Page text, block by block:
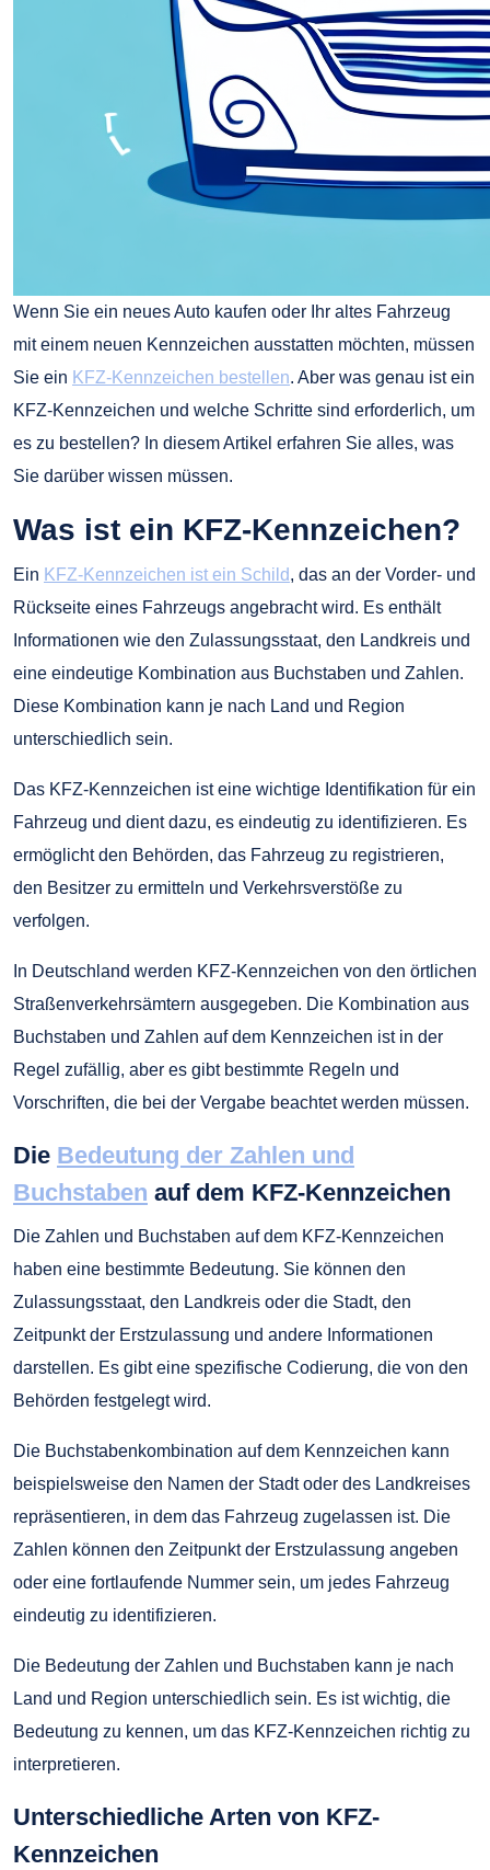
Wenn Sie ein neues Auto kaufen oder Ihr altes Fahrzeug
mit einem neuen Kennzeichen ausstatten möchten, müssen
Sie ein KFZ-Kennzeichen bestellen. Aber was genau ist ein
KFZ-Kennzeichen und welche Schritte sind erforderlich, um
es zu bestellen? In diesem Artikel erfahren Sie alles, was
Sie darüber wissen müssen.
Was ist ein KFZ-Kennzeichen?
Ein KFZ-Kennzeichen ist ein Schild, das an der Vorder- und
Rückseite eines Fahrzeugs angebracht wird. Es enthält
Informationen wie den Zulassungsstaat, den Landkreis und
eine eindeutige Kombination aus Buchstaben und Zahlen.
Diese Kombination kann je nach Land und Region
unterschiedlich sein.
Das KFZ-Kennzeichen ist eine wichtige Identifikation für ein
Fahrzeug und dient dazu, es eindeutig zu identifizieren. Es
ermöglicht den Behörden, das Fahrzeug zu registrieren,
den Besitzer zu ermitteln und Verkehrsverstöße zu
verfolgen.
In Deutschland werden KFZ-Kennzeichen von den örtlichen
Straßenverkehrsämtern ausgegeben. Die Kombination aus
Buchstaben und Zahlen auf dem Kennzeichen ist in der
Regel zufällig, aber es gibt bestimmte Regeln und
Vorschriften, die bei der Vergabe beachtet werden müssen.
Die Bedeutung der Zahlen und
Buchstaben auf dem KFZ-Kennzeichen
Die Zahlen und Buchstaben auf dem KFZ-Kennzeichen
haben eine bestimmte Bedeutung. Sie können den
Zulassungsstaat, den Landkreis oder die Stadt, den
Zeitpunkt der Erstzulassung und andere Informationen
darstellen. Es gibt eine spezifische Codierung, die von den
Behörden festgelegt wird.
Die Buchstabenkombination auf dem Kennzeichen kann
beispielsweise den Namen der Stadt oder des Landkreises
repräsentieren, in dem das Fahrzeug zugelassen ist. Die
Zahlen können den Zeitpunkt der Erstzulassung angeben
oder eine fortlaufende Nummer sein, um jedes Fahrzeug
eindeutig zu identifizieren.
Die Bedeutung der Zahlen und Buchstaben kann je nach
Land und Region unterschiedlich sein. Es ist wichtig, die
Bedeutung zu kennen, um das KFZ-Kennzeichen richtig zu
interpretieren.
Unterschiedliche Arten von KFZ-
Kennzeichen